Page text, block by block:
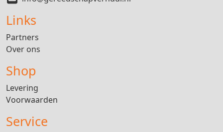
Links
Partners
Over ons
Shop
Levering
Voorwaarden
Service